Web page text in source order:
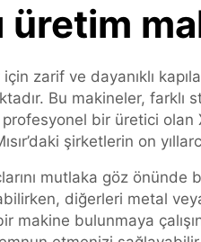
üretim
zarif ve dayanıklı
Bu makineler,
bir üretici
şirketlerin on
mutlaka göz
diğerleri metal
bulunmaya